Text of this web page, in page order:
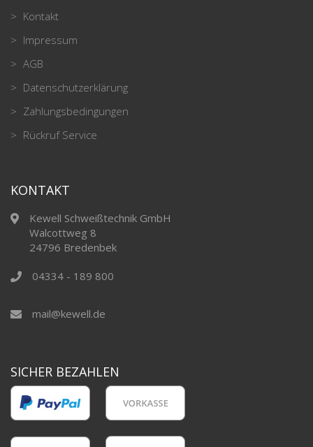
Kontakt
Impressum
AGB
Datenschutzerklärung
Zahlungsbedingungen
Rückruf Service
KONTAKT
Kewell Schweißtechnik GmbH
Walcottweg 8
24796 Bredenbek
04334 - 189 800
mail@kewell.de
SICHER BEZAHLEN